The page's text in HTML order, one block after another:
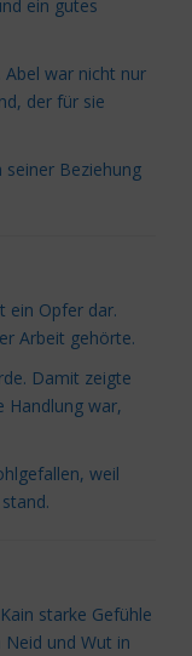
ein gutes
war nicht nur
der für sie
seiner Beziehung
ein Opfer dar.
Arbeit gehörte.
Damit zeigte
Handlung war,
weil
starke Gefühle
und Wut in